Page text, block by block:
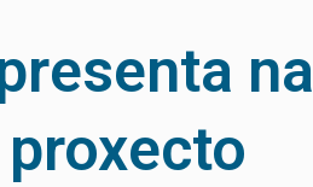
na